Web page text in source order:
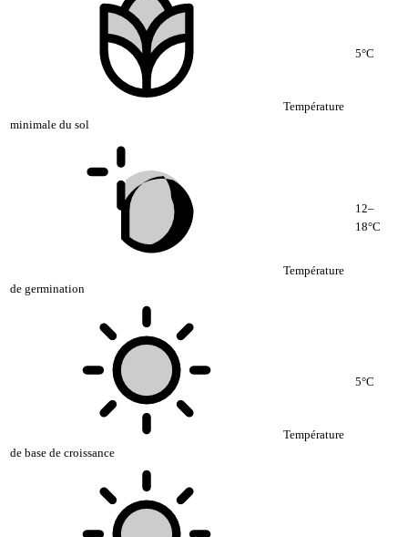
Température
minimale du sol
5°C
Température
de germination
12–
18°C
Température
de base de croissance
5°C